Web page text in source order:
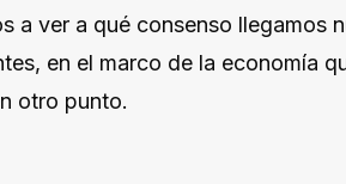
a ver a qué consenso llegamos
en el marco de la economía
otro punto.